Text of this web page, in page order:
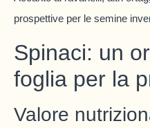
prospettive per le semine
Spinaci: un
foglia per la
Valore